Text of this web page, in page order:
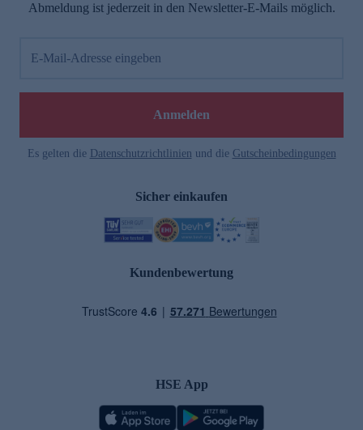
Abmeldung ist jederzeit in den Newsletter-E-Mails möglich.
E-Mail-Adresse eingeben
Anmelden
Es gelten die Datenschutzrichtlinien und die Gutscheinbedingungen
Sicher einkaufen
Kundenbewertung
HSE App